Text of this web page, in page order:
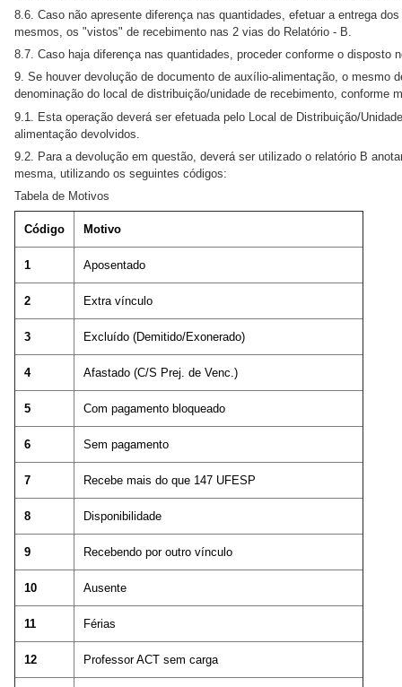
8.6. Caso não apresente diferença nas quantidades, efetuar a entrega
mesmos, os "vistos" de recebimento nas 2 vias do Relatório - B.
8.7. Caso haja diferença nas quantidades, proceder conforme o
9. Se houver devolução de documento de auxílio-alimentação, o mesmo
denominação do local de distribuição/unidade de recebimento, conforme
9.1. Esta operação deverá ser efetuada pelo Local de Distribuição/
alimentação devolvidos.
9.2. Para a devolução em questão, deverá ser utilizado o relatório B
mesma, utilizando os seguintes códigos:
Tabela de Motivos
Código Motivo
1 Aposentado
2 Extra vínculo
3 Excluído (Demitido/Exonerado)
4 Afastado (C/S Prej. de Venc.)
5 Com pagamento bloqueado
6 Sem pagamento
7 Recebe mais do que 147 UFESP
8 Disponibilidade
9 Recebendo por outro vínculo
10 Ausente
11 Férias
12 Professor ACT sem carga